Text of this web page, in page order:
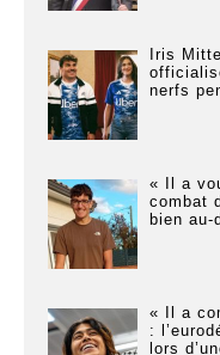
Iris
nerfs
« Il a
combat
bien
« Il a
:
lors